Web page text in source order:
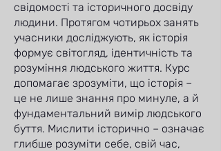
свідомості та історичного досвіду
людини. Протягом чотирьох занять
учасники досліджують, як історія
формує світогляд, ідентичність та
розуміння людського життя. Курс
допомагає зрозуміти, що історія –
це не лише знання про минуле, а й
фундаментальний вимір людського
буття. Мислити історично – означає
глибше розуміти себе, свій час,